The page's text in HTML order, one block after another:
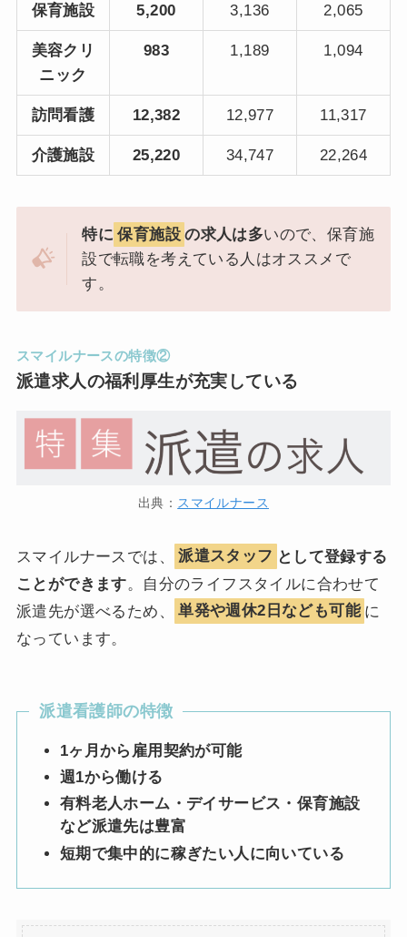
保育施設 5,200 3,136 2,065
美容クリ
ニック
983 1,189 1,094
訪問看護 12,382 12,977 11,317
介護施設 25,220 34,747 22,264
特に 保育施設 の求人は多いので、保育施
設で転職を考えている人はオススメで
す。
スマイルナースの特徴②
派遣求人の福利厚生が充実している
出典： スマイルナース
スマイルナースでは、 派遣スタッフ として登録する
ことができます。自分のライフスタイルに合わせて
派遣先が選べるため、
単発や週休2日なども可能 に
なっています。
派遣看護師の特徴
1ヶ月から雇用契約が可能
週1から働ける
有料老人ホーム・デイサービス・保育施設
など派遣先は豊富
短期で集中的に稼ぎたい人に向いている